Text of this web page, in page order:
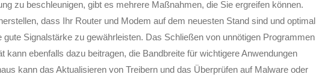
zu beschleunigen, gibt es mehrere Maßnahmen, die Sie ergreifen können.
dass Ihr Router und Modem auf dem neuesten Stand sind und optimal
gute Signalstärke zu gewährleisten. Das Schließen von unnötigen Programmen
kann ebenfalls dazu beitragen, die Bandbreite für wichtigere Anwendungen
kann das Aktualisieren von Treibern und das Überprüfen auf Malware oder